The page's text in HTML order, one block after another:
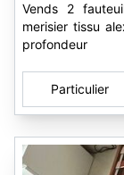
Vends 2
merisier tissu
profondeur
Particulier